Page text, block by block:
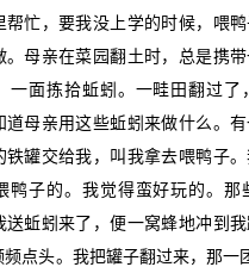
帮忙，要我没上学的时候，喂鸭
。母亲在菜园翻土时，总是携带
一面拣拾蚯蚓。一畦田翻过了
道母亲用这些蚯蚓来做什么。
铁罐交给我，叫我拿去喂鸭子
鸭子的。我觉得蛮好玩的。那
送蚯蚓来了，便一窝蜂地冲到
点头。我把罐子翻过来，那一